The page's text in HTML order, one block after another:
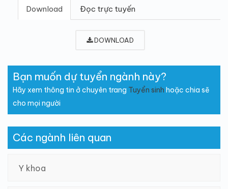
Download Đọc trực tuyến
DOWNLOAD
Bạn muốn dự tuyển ngành này?
Hãy xem thông tin ở chuyên trang Tuyển sinh hoặc chia sẽ
cho mọi người
Các ngành liên quan
Y khoa